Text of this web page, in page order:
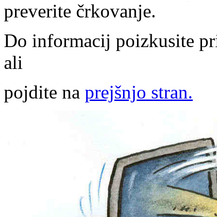
preverite črkovanje.
Do informacij poizkusite
ali
pojdite na prejšnjo stran.